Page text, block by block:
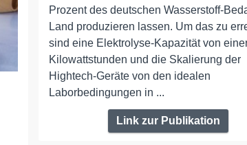
Prozent des deutschen Wasserstoff-
Land produzieren lassen. Um das zu
sind eine Elektrolyse-Kapazität von
Kilowattstunden und die Skalierung der
Hightech-Geräte von den idealen
Laborbedingungen in ...
Link zur Publikation